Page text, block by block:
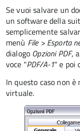
Se vuoi salvare un
un software della
semplicemente
menù File > Esporta
dialogo Opzioni PDF,
voce "PDF/A-1" e poi
In questo caso non
virtuale.